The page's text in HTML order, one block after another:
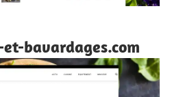
bavardages.com